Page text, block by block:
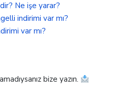
Ne işe yarar?
indirimi var mı?
var mı?
bize yazın.